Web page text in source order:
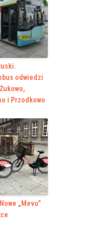
odwiedzi
i Przodkowo
„Mevo”